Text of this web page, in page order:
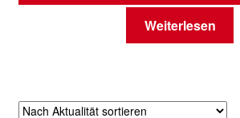
Weiterlesen